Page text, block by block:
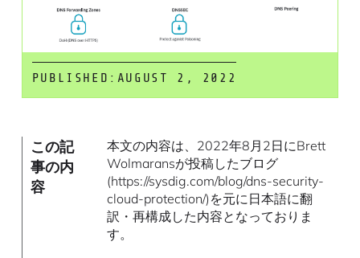
PUBLISHED: AUGUST 2, 2022
この記
事の内
容
本文の内容は、2022年8月2日にBrett
Wolmaransが投稿したブログ
(https://sysdig.com/blog/dns-security-
cloud-protection/)を元に日本語に翻
訳・再構成した内容となっておりま
す。